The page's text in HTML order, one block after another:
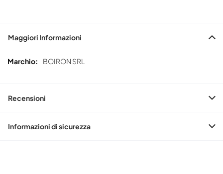
Maggiori Informazioni
Maggiori
BOIRON SRL
Recensioni
Informazioni di sicurezza